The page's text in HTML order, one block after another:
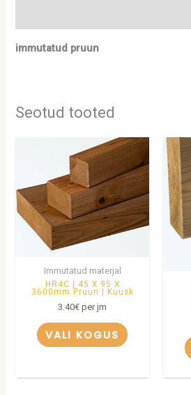
immutatud pruun
Seotud tooted
Immutatud materjal
HR4C | 45 X 95 X
3600mm Pruun | Kuusk
3.40€ per jm
VALI KOGUS